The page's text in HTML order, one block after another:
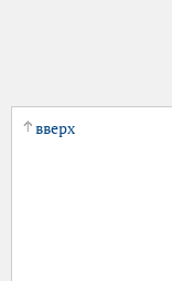
вверх